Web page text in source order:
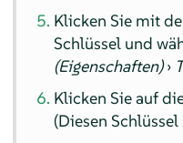
Klicken Sie mit
Schlüssel und
(Eigenschaften)›
Klicken Sie auf
(Diesen Schlüssel